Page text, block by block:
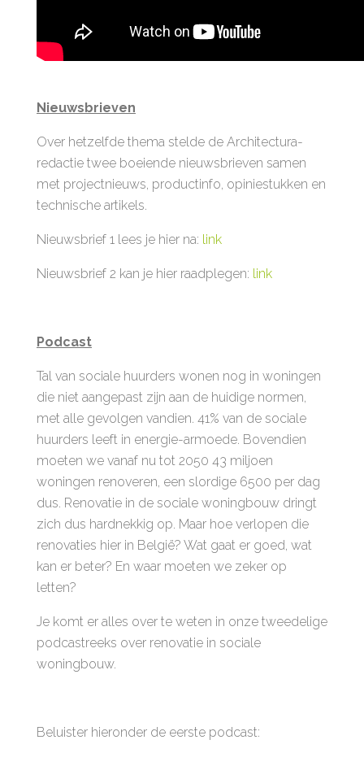
Nieuwsbrieven
Over hetzelfde thema stelde de Architectura-
redactie twee boeiende nieuwsbrieven samen
met projectnieuws, productinfo, opiniestukken en
technische artikels.
Nieuwsbrief 1 lees je hier na: link
Nieuwsbrief 2 kan je hier raadplegen: link
Podcast
Tal van sociale huurders wonen nog in woningen
die niet aangepast zijn aan de huidige normen,
met alle gevolgen vandien. 41% van de sociale
huurders leeft in energie-armoede. Bovendien
moeten we vanaf nu tot 2050 43 miljoen
woningen renoveren, een slordige 6500 per dag
dus. Renovatie in de sociale woningbouw dringt
zich dus hardnekkig op. Maar hoe verlopen die
renovaties hier in België? Wat gaat er goed, wat
kan er beter? En waar moeten we zeker op
letten?
Je komt er alles over te weten in onze tweedelige
podcastreeks over renovatie in sociale
woningbouw.
Beluister hieronder de eerste podcast: